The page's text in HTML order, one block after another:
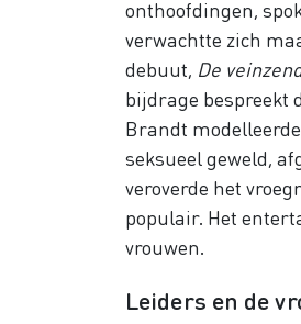
onthoofdingen,
verwachtte zich
debuut, De
bijdrage bespreekt
Brandt
seksueel geweld,
veroverde het
populair. Het
vrouwen.
Leiders en de